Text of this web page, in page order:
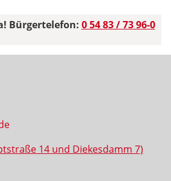
Bürgertelefon: 0 54 83 / 73 96-0
14 und Diekesdamm 7)